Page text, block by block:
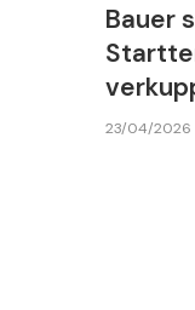
Bauer
23/04/2026